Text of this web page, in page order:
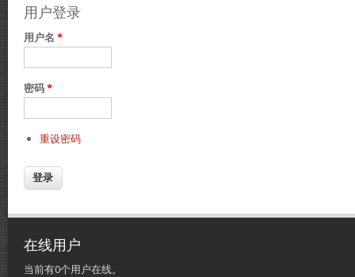
用户登录
用户名 *
密码*
重设密码
在线用户
当前有0个用户在线。